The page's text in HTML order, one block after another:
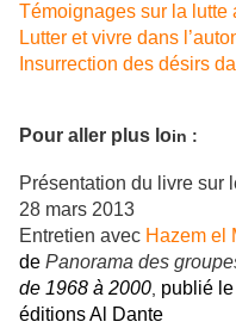
Témoignages sur la lutte
Lutter et vivre dans
Insurrection des désirs
Pour aller plus loin :
Présentation du livre sur
28 mars 2013
Entretien avec Hazem el
de Panorama des
de 1968 à 2000, publié
éditions Al Dante